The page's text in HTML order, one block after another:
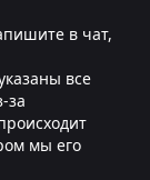
в чат,
все
за
мы его